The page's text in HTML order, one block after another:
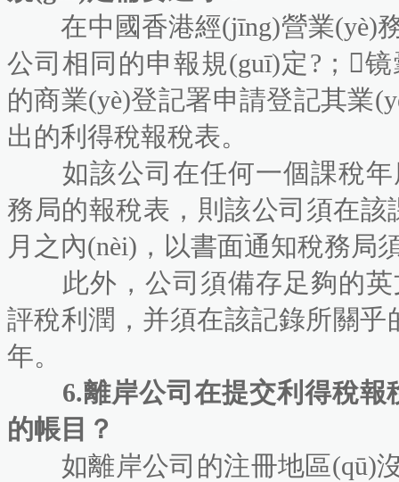
在中國香港經(jīng)營業(yè)務
公司相同的申報規(guī)定?
的商業(yè)登記署申請登記其業
出的利得稅報稅表。
如該公司在任何一個課稅年度
務局的報稅表，則該公司須在
月之內(nèi)，以書面通知稅務局須
此外，公司須備存足夠的英文
評稅利潤，并須在該記錄所關乎的
年。
6.離岸公司在提交利得稅報稅
的帳目？
如離岸公司的注冊地區(qū)沒